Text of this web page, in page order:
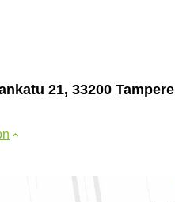
21, 33200 Tampere